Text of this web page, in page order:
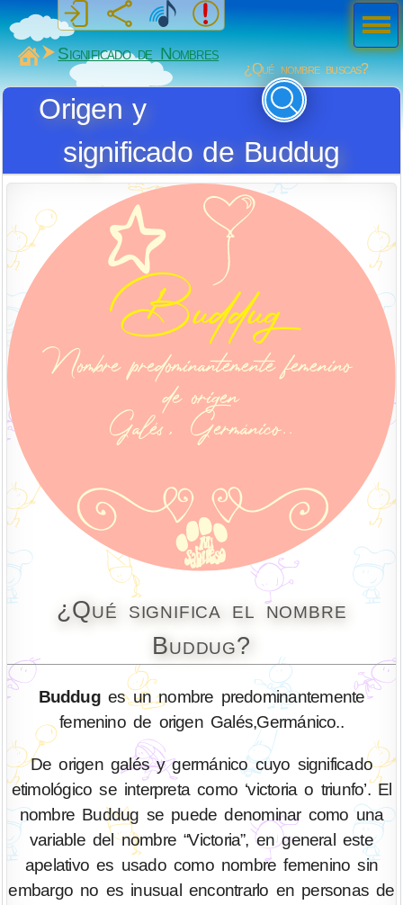
MiSabueso
Significado de Nombres
¿Qué nombre buscas?
Origen y
significado de Buddug
¿Qué significa el nombre
Buddug?
Budduges un nombre predominantemente
femenino de origen Galés,Germánico..
De origen galés y germánico cuyo significado
etimológico se interpreta como ‘victoria o triunfo’. El
nombre Buddug se puede denominar como una
variable del nombre “Victoria”, en general este
apelativo es usado como nombre femenino sin
embargo no es inusual encontrarlo en personas de
Men
ú